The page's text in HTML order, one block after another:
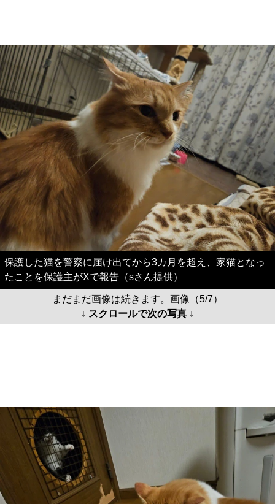
保護した猫を警察に届け出てから3カ月を超え、家猫となっ
たことを保護主がXで報告（sさん提供）
まだまだ画像は続きます。画像（5/7）
↓ スクロールで次の写真 ↓